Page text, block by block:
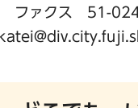
ファクス 51-